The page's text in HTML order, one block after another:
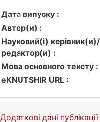
Дата випуску :
Автор(и) :
Науковий(і) керівник(и)/
редактор(и) :
Мова основного тексту :
eKNUTSHIR URL :
Додаткові дані публікації